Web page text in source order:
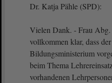
Dr. Katja Pähle (SPD):
Vielen Dank. - Frau Abg.
vollkommen klar, dass
Bildungsministerium
beim Thema
vorhandenen